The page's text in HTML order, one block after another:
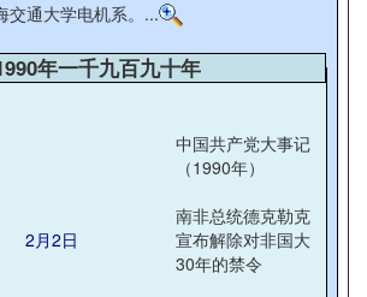
交通大学电机系。...
年一千九百九十年
中国共产党大事记
（1990年）
2月2日
南非总统德克勒克
宣布解除对非国大
30年的禁令